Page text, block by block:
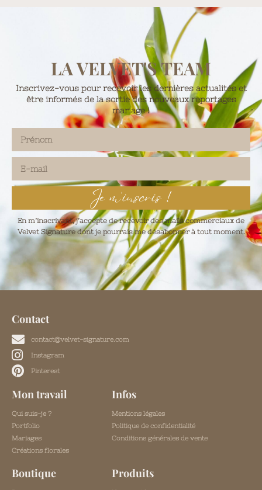
LA VELVET'S TEAM
Inscrivez-vous pour recevoir les dernières actualités et
être informés de la sortie des nouveaux reportages
mariage !
Je m'inscris !
En m’inscrivant, j’accepte de recevoir des mails commerciaux de
Velvet Signature dont je pourrais me désabonner à tout moment.
Produits
Boutique
Infos
Mentions légales
Politique de confidentialité
Conditions générales de vente
Mon travail
Qui suis-je ?
Portfolio
Mariages
Créations florales
Contact
contact@velvet-signature.com
Instagram
Pinterest